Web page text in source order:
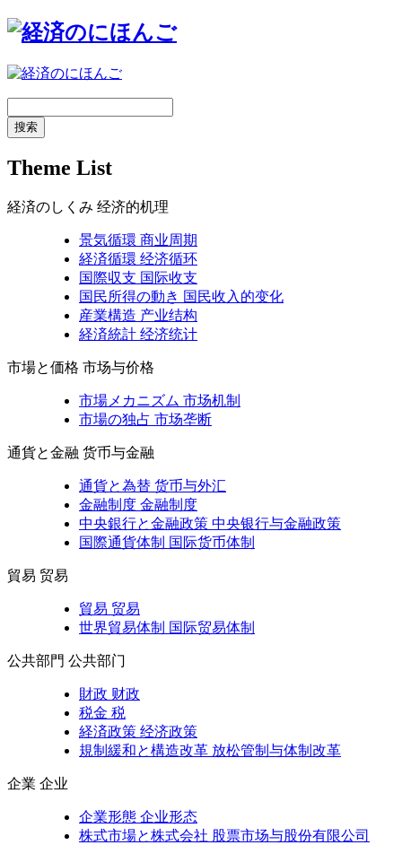
搜索
Theme List
経済のしくみ 经济的机理
景気循環 商业周期
経済循環 经济循环
国際収支 国际收支
国民所得の動き 国民收入的变化
産業構造 产业结构
経済統計 经济统计
市場と価格 市场与价格
市場メカニズム 市场机制
市場の独占 市场垄断
通貨と金融 货币与金融
通貨と為替 货币与外汇
金融制度 金融制度
中央銀行と金融政策 中央银行与金融政策
国際通貨体制 国际货币体制
貿易 贸易
貿易 贸易
世界貿易体制 国际贸易体制
公共部門 公共部门
財政 财政
税金 税
経済政策 经济政策
規制緩和と構造改革 放松管制与体制改革
企業 企业
企業形態 企业形态
株式市場と株式会社 股票市场与股份有限公司